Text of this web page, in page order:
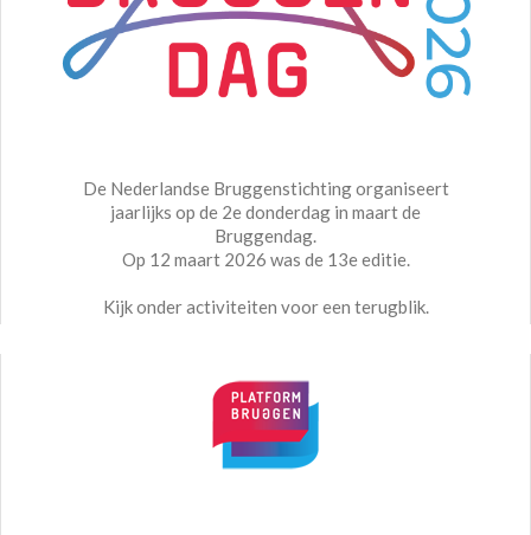
De Nederlandse Bruggenstichting organiseert
jaarlijks op de 2e donderdag in maart de
Bruggendag.
Op 12 maart 2026 was de 13e editie.
Kijk onder activiteiten voor een terugblik.